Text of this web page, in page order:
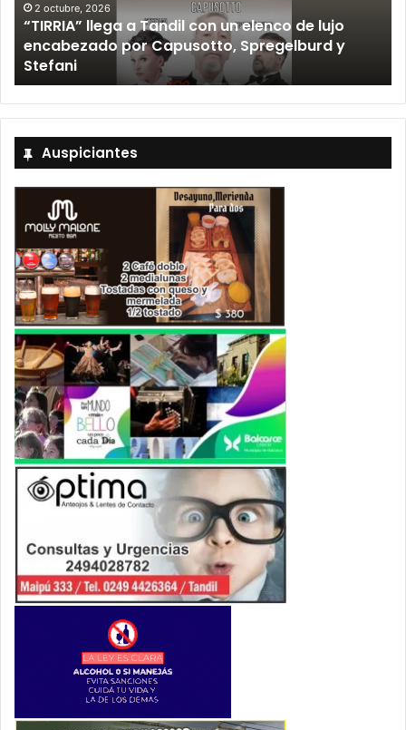
2 octubre, 2026
“TIRRIA” llega a Tandil con un elenco de lujo
encabezado por Capusotto, Spregelburd y
Stefani
Auspiciantes